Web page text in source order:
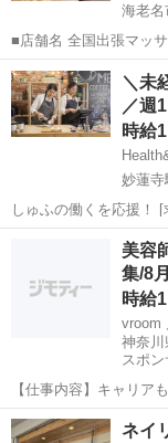
海老名
■店舗名 全国出張マッ
https://
ージ ■仕事内容 各派
神奈川 海老名市
＼未
／週
時給
妙蓮寺
しゅふの働くを応援！ [求人概要]: ＼未経験スタートも子育てしゅふさ
んも歓迎♪／週1日・1
全マンツーマンのアイ
名]: アイリ...
横浜市 妙
美容
集/8
時給
vroom
神奈川
スポ
【仕事内容】キャリア
ビュー <募集職種> 美
えた成長環境”をご用意
アルバイト・パート
ネイ